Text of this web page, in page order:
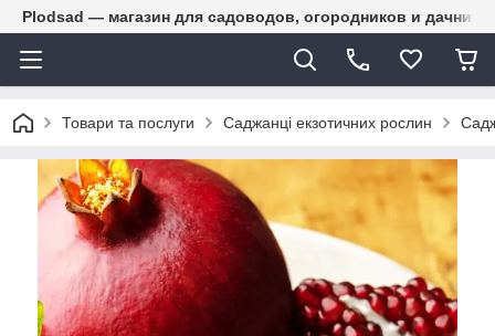
Plodsad — магазин для садоводов, огородников и
Товари та послуги Саджанці екзотичних рослин